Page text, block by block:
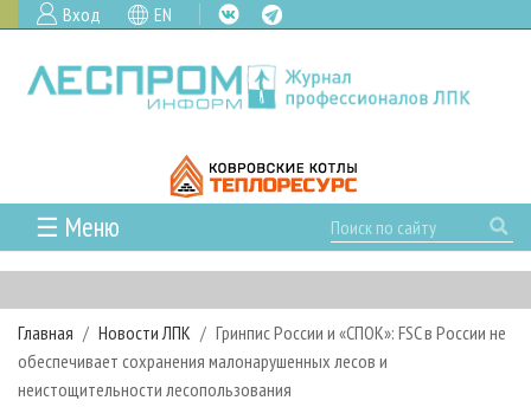
Вход EN
☰ Меню
ГЛАВНАЯ
РУБРИКИ И ТЕМЫ
РУБРИКИ ЖУРНАЛА
ЛЕСНОЕ ХОЗЯЙСТВО
НОВОСТИ
КАЛЕНДАРЬ СОБЫТИЙ
ПРОЕКТЫ ЛПИ
Главная Новости ЛПК
Гринпис России и «СПОК»: FSC в России не
обеспечивает сохранения малонарушенных лесов и
неистощительности лесопользования